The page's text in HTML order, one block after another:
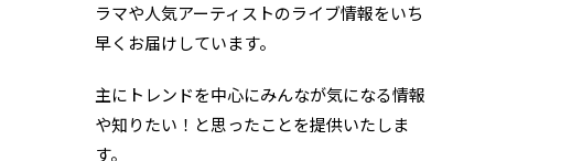
ラマや人気アーティストのライブ情報をいち
早くお届けしています。
主にトレンドを中心にみんなが気になる情報
や知りたい！と思ったことを提供いたしま
す。